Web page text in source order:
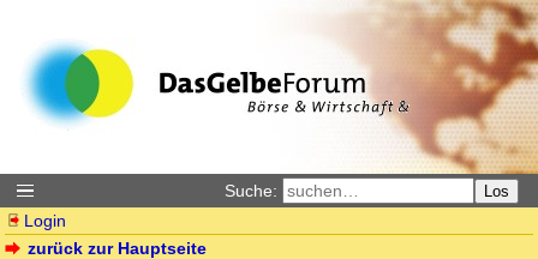
Suche: Los
Login
zurück zur Hauptseite